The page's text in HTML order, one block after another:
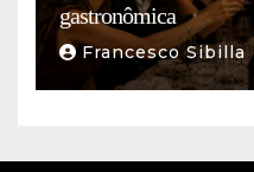
gastronômica
Francesco Sibilla